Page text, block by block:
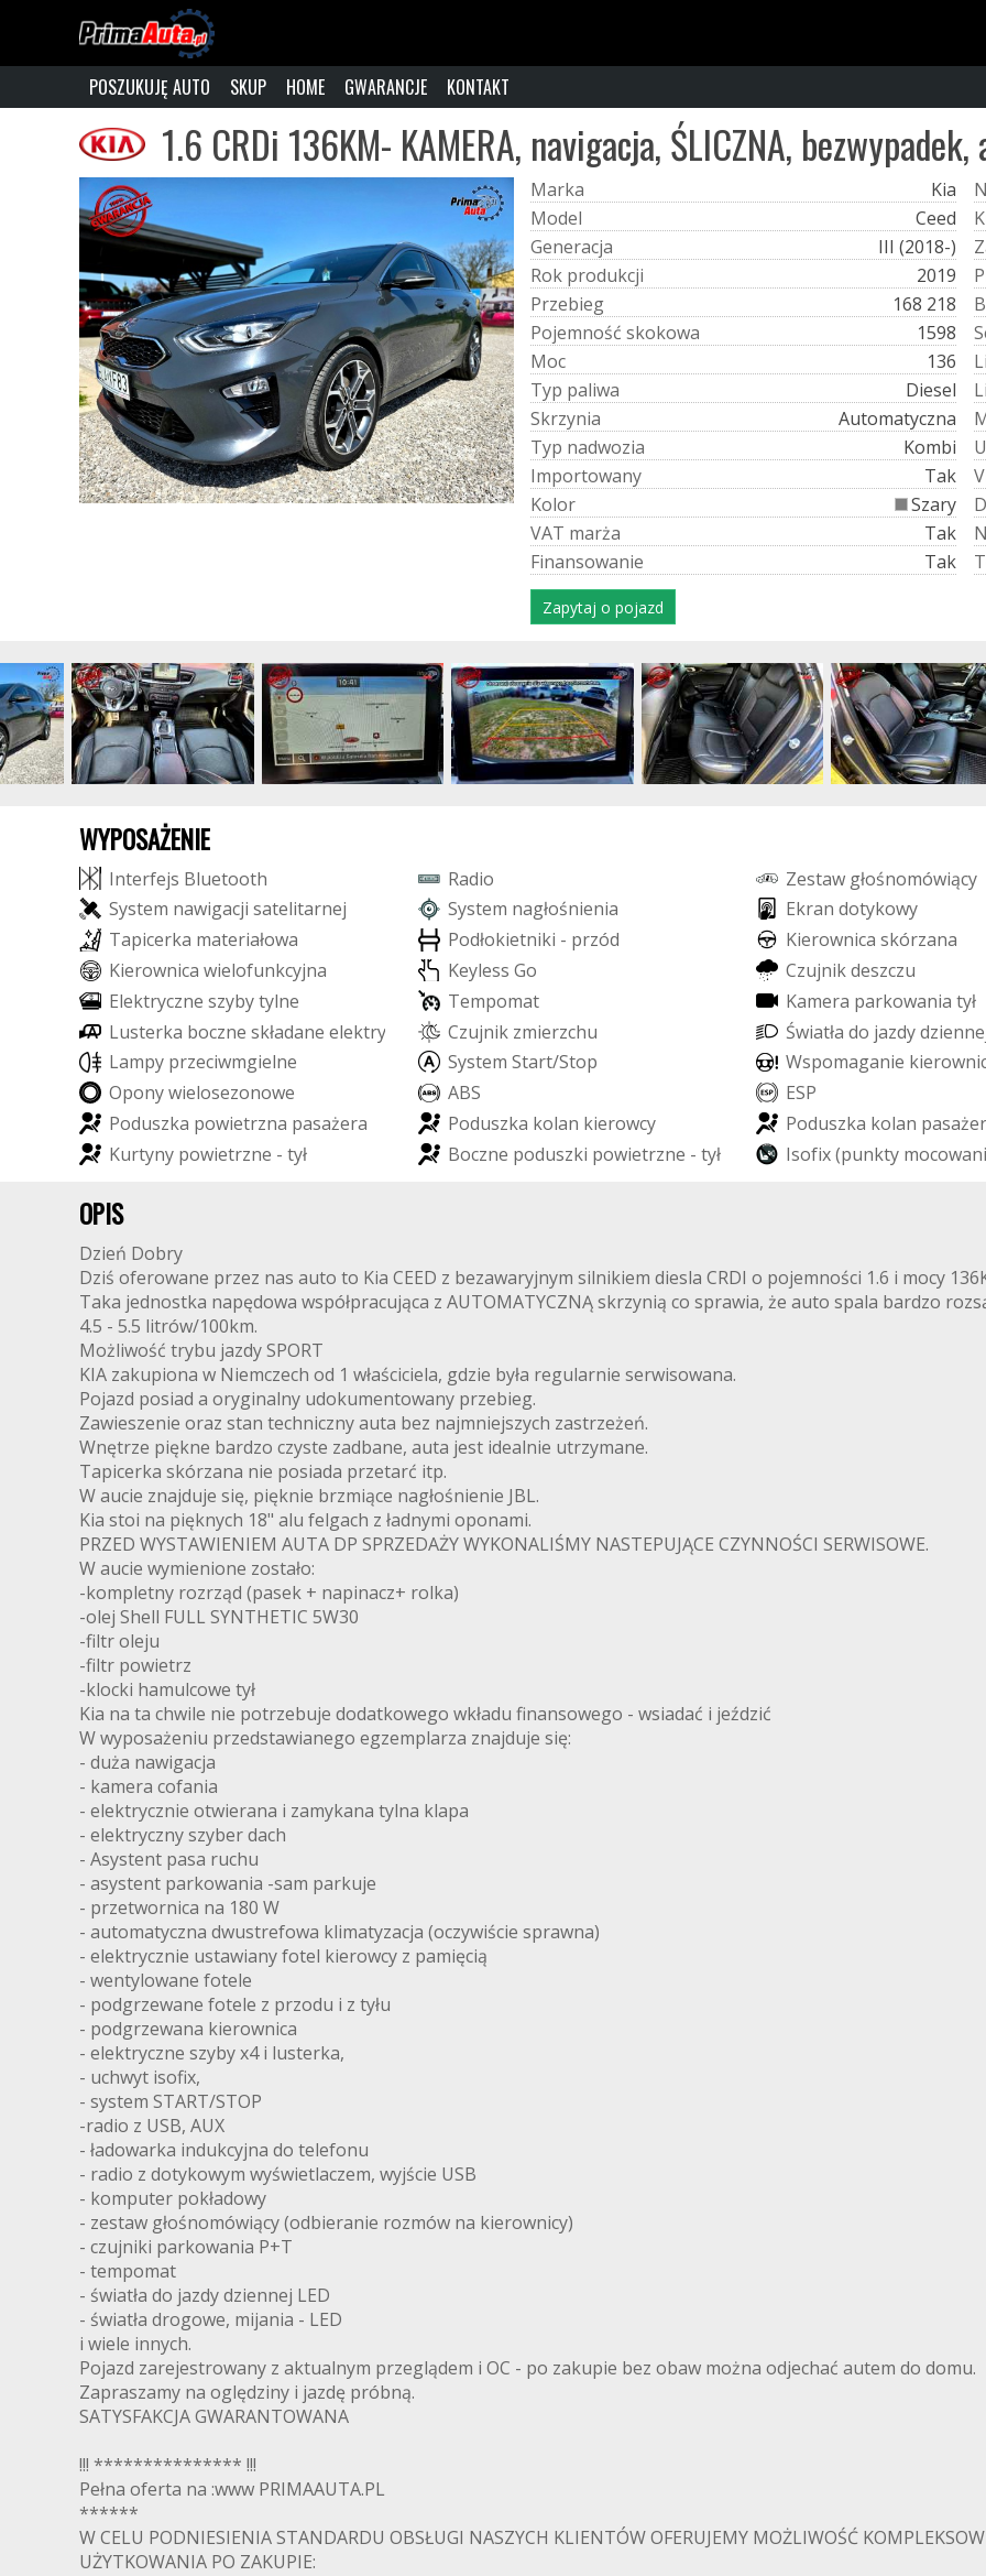
POSZUKUJĘ AUTO SKUP HOME GWARANCJE KONTAKT
1.6 CRDi 136KM- KAMERA, navigacja, ŚLICZNA,
Marka
Kia
Model
Ceed
Generacja
III (2018-)
Rok produkcji
2019
Przebieg
168 218
Pojemność skokowa
1598
Moc
136
Typ paliwa
Diesel
Skrzynia
Automatyczna
Typ nadwozia
Kombi
Importowany
Tak
Kolor
Szary
VAT marża
Tak
Finansowanie Tak
N
K
Z
P
B
S
Li
Li
U
V
D
N
T
Zapytaj o pojazd
WYPOSAŻENIE
Interfejs Bluetooth Radio Zestaw głośnomówiący
System nawigacji satelitarnej System nagłośnienia Ekran dotykowy
Tapicerka materiałowa Podłokietniki - przód Kierownica skórzana
Kierownica wielofunkcyjna Keyless Go Czujnikdeszczu
Elektryczne szybytylne Tempomat Kamera parkowania tył
Lusterka boczne składane elektry e Czujnik zmierzchu Światła do jazdydzienne
Lampy przeciwmgielne System Start/Stop Wspomaganie kierowni
Oponywielosezonowe ABS ESP
Poduszka powietrzna pasażera Poduszka kolan kierowcy Poduszka kolan pasażer
Kurtyny powietrzne - tył Boczne poduszki powietrzne - tył Isofix(punkty mocowani
OPIS
Dzień Dobry
Dziś oferowane przez nas auto to Kia CEED z bezawaryjnym silnikiem diesla CRDI o pojemności 1.6 i mocy
Taka jednostka napędowa współpracująca z AUTOMATYCZNĄ skrzynią co sprawia, że auto spala bardzo
4.5 - 5.5 litrów/100km.
Możliwość trybu jazdy SPORT
KIA zakupiona w Niemczech od 1 właściciela, gdzie była regularnie serwisowana.
Pojazd posiad a oryginalny udokumentowany przebieg.
Zawieszenie oraz stan techniczny auta bez najmniejszych zastrzeżeń.
Wnętrze piękne bardzo czyste zadbane, auta jest idealnie utrzymane.
Tapicerka skórzana nie posiada przetarć itp.
W aucie znajduje się, pięknie brzmiące nagłośnienie JBL.
Kia stoi na pięknych 18" alu felgach z ładnymi oponami.
PRZED WYSTAWIENIEM AUTA DP SPRZEDAŻY WYKONALIŚMY NASTEPUJĄCE CZYNNOŚCI SERWISOWE.
W aucie wymienione zostało:
-kompletny rozrząd (pasek + napinacz+ rolka)
-olej Shell FULL SYNTHETIC 5W30
-filtr oleju
-filtr powietrz
-klocki hamulcowe tył
Kia na ta chwile nie potrzebuje dodatkowego wkładu finansowego - wsiadać i jeździć
W wyposażeniu przedstawianego egzemplarza znajduje się:
- duża nawigacja
- kamera cofania
- elektrycznie otwierana i zamykana tylna klapa
- elektryczny szyber dach
- Asystent pasa ruchu
- asystent parkowania -sam parkuje
- przetwornica na 180 W
- automatyczna dwustrefowa klimatyzacja (oczywiście sprawna)
- elektrycznie ustawiany fotel kierowcy z pamięcią
- wentylowane fotele
- podgrzewane fotele z przodu i z tyłu
- podgrzewana kierownica
- elektryczne szyby x4 i lusterka,
- uchwyt isofix,
- system START/STOP
-radio z USB, AUX
- ładowarka indukcyjna do telefonu
- radio z dotykowym wyświetlaczem, wyjście USB
- komputer pokładowy
- zestaw głośnomówiący (odbieranie rozmów na kierownicy)
- czujniki parkowania P+T
- tempomat
- światła do jazdy dziennej LED
- światła drogowe, mijania - LED
i wiele innych.
Pojazd zarejestrowany z aktualnym przeglądem i OC - po zakupie bez obaw można odjechać autem do domu.
Zapraszamy na oględziny i jazdę próbną.
SATYSFAKCJA GWARANTOWANA
!!! *************** !!!
Pełna oferta na :www PRIMAAUTA.PL
******
W CELU PODNIESIENIA STANDARDU OBSŁUGI NASZYCH KLIENTÓW OFERUJEMY MOŻLIWOŚĆ
UŻYTKOWANIA PO ZAKUPIE: